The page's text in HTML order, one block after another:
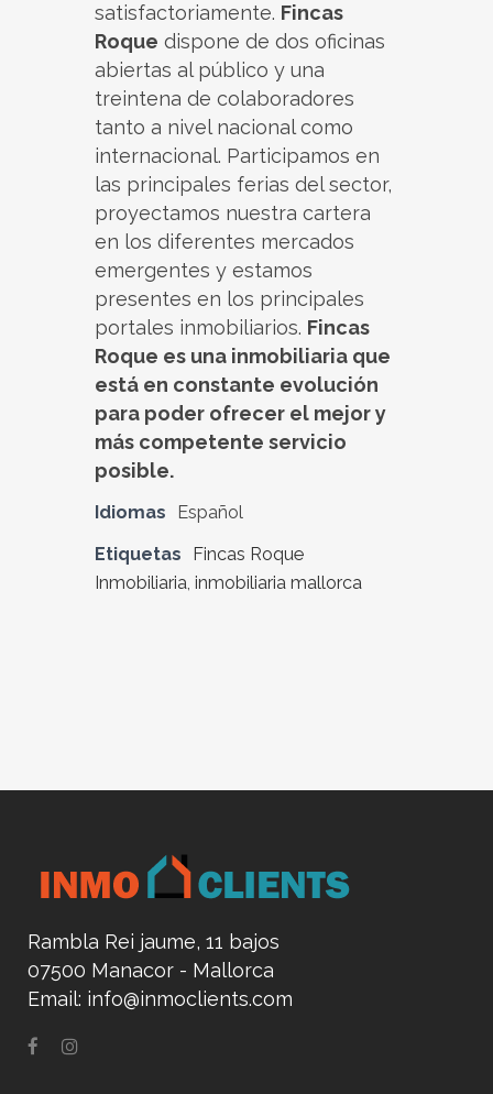
satisfactoriamente. Fincas
Roque dispone de dos oficinas
abiertas al público y una
treintena de colaboradores
tanto a nivel nacional como
internacional. Participamos en
las principales ferias del sector,
proyectamos nuestra cartera
en los diferentes mercados
emergentes y estamos
presentes en los principales
portales inmobiliarios. Fincas
Roque es una inmobiliaria que
está en constante evolución
para poder ofrecer el mejor y
más competente servicio
posible.
Idiomas
Español
Etiquetas
Fincas Roque
Inmobiliaria, inmobiliaria mallorca
Rambla Rei jaume, 11 bajos
07500 Manacor - Mallorca
Email: info@inmoclients.com